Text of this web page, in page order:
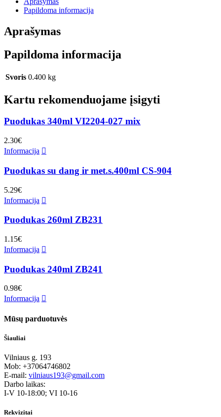
Papildoma informacija
Aprašymas
Papildoma informacija
Svoris 0.400 kg
Kartu rekomenduojame įsigyti
Puodukas 340ml VI2204-027 mix
2.30€
Informacija
Puodukas su dang ir met.s.400ml CS-904
5.29€
Informacija
Puodukas 260ml ZB231
1.15€
Informacija
Puodukas 240ml ZB241
0.98€
Informacija
Mūsų parduotuvės
Šiauliai
Vilniaus g. 193
Mob: +37064746802
E-mail: vilniaus193@gmail.com
Darbo laikas:
I-V 10-18:00; VI 10-16
Rekvizitai